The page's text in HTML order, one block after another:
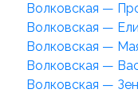
Волковская —
Волковская —
Волковская —
Волковская —
Волковская —